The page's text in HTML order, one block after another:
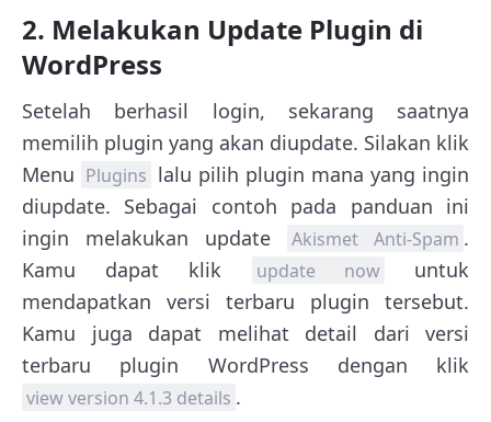
2. Melakukan Update Plugin di
WordPress
Setelah berhasil login, sekarang saatnya
memilih plugin yang akan diupdate. Silakan klik
Menu Plugins lalu pilih plugin mana yang ingin
diupdate. Sebagai contoh pada panduan ini
ingin melakukan update
Akismet Anti-Spam .
Kamu dapat klik
update now
untuk
mendapatkan versi terbaru plugin tersebut.
Kamu juga dapat melihat detail dari versi
terbaru plugin WordPress dengan klik
view version 4.1.3 details .